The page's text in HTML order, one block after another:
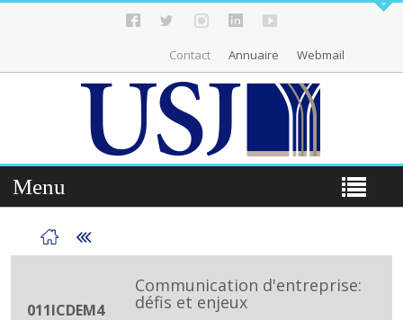
Contact Annuaire Webmail
Menu
011ICDEM4
Communication d'entreprise:
défis et enjeux